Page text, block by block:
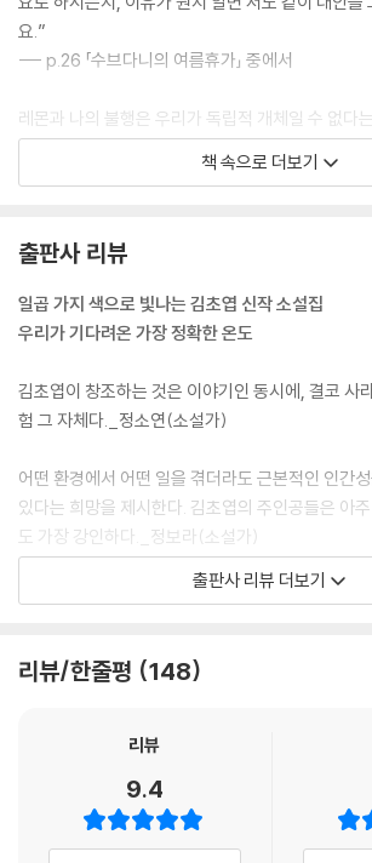
요.”
--- p.26 「수브다니의 여름휴가」 중에서
레몬과 나의 불행은 우리가 독립적 개체일 수 없다
리는 친구일 수도 가족일 수도 없다. 왜냐하면 그
에 깃든 독립적 자아를 가정하는 지구에서 생겨난
진동새들은 고유한 진동 패턴이 있었어. 그 패턴은
고 싶은 바를 담아내지. 정확히 기록된 언어가 하는
나는 그것을 ‘느낄’ 수는 있었지만, 그것의 기능이
이 가지 않았어.
- 할머니, 나 몽이 아니고 모아인데.
- 몽이도 모아도 다 내 손녀지. 내가 꼭 당부할 것이
- 그게 뭔데요? 지금 나 여기 있으니까 말하면 되지.
- 한 번은 돌아와야 한다. 알겠지? 그래야 다시 나아
--- p.159 「소금물 주파수」 중에서
어쩌면 그건 인간의 슬픈 한계일지도 모릅니다. 영
--- p.229 「고요와 소란」 중에서
몰두는 규칙이다. 몰두는 이 세계가 마치 물리적 현
행위다. 몰두는 이 세계가 거짓이라는 사실에서 모
책 속으로 더보기
출판사 리뷰
일곱 가지 색으로 빛나는 김초엽 신작 소설집
우리가 기다려온 가장 정확한 온도
김초엽이 창조하는 것은 이야기인 동시에, 결코 사
험 그 자체다._정소연(소설가)
어떤 환경에서 어떤 일을 겪더라도 근본적인 인간
있다는 희망을 제시한다. 김초엽의 주인공들은 아
도 가장 강인하다._정보라(소설가)
김초엽이 이끄는 곳이라면 어디든 가고 싶다. 관찰
소설을 찾아 읽는 것은 너무나 자연스러운 일이다
네 갈망과 나아감, 변화를 격려한다고. 깨어지고 망
라고. 네 삶 전체를 응원한다고._김보영(소설가)
출판사 리뷰 더보기
리뷰/한줄평 148
리뷰
9.4